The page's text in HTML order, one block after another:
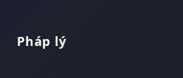
Pháp lý